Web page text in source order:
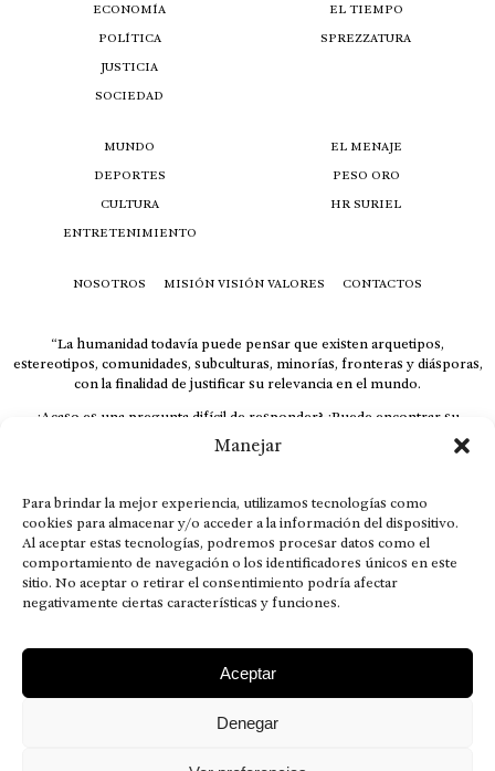
Manejar
Para brindar la mejor experiencia, utilizamos tecnologías como
cookies para almacenar y/o acceder a la información del dispositivo.
Al aceptar estas tecnologías, podremos procesar datos como el
comportamiento de navegación o los identificadores únicos en este
sitio. No aceptar o retirar el consentimiento podría afectar
negativamente ciertas características y funciones.
Aceptar
Denegar
ECONOMÍA
POLÍTICA
JUSTICIA
SOCIEDAD
EL TIEMPO
SPREZZATURA
MUNDO
DEPORTES
CULTURA
ENTRETENIMIENTO
EL MENAJE
PESO ORO
HR SURIEL
NOSOTROS MISIÓN VISIÓN VALORES CONTACTOS
“La humanidad todavía puede pensar que existen arquetipos,
estereotipos, comunidades, subculturas, minorías, fronteras y diásporas,
con la finalidad de justificar su relevancia en el mundo.
¿Acaso es una pregunta difícil de responder? ¿Puede encontrar su
respuesta al instante, otorgando al receptor cuestionado espacio y
velocidad suficiente para responder correctamente? De no ser así, el que
El concepto de familia no está limitado exclusivamente a la sangre; seres
que surgen en nuestro diario vivir suelen pesar más que los
emparentados. Más bien, el apego de estas dos versiones de seres
queridos mueve ideales provenientes de sus vivencias.
This is for nuestra gente.” – HRSuriel